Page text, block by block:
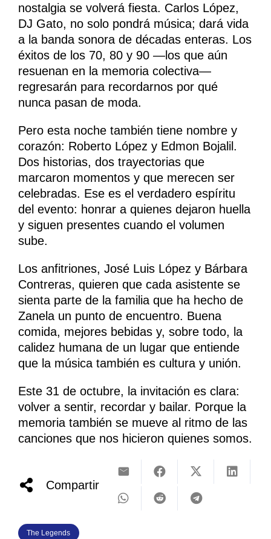
nostalgia se volverá fiesta. Carlos López,
DJ Gato, no solo pondrá música; dará vida
a la banda sonora de décadas enteras. Los
éxitos de los 70, 80 y 90 —los que aún
resuenan en la memoria colectiva—
regresarán para recordarnos por qué
nunca pasan de moda.
Pero esta noche también tiene nombre y
corazón: Roberto López y Edmon Bojalil.
Dos historias, dos trayectorias que
marcaron momentos y que merecen ser
celebradas. Ese es el verdadero espíritu
del evento: honrar a quienes dejaron huella
y siguen presentes cuando el volumen
sube.
Los anfitriones, José Luis López y Bárbara
Contreras, quieren que cada asistente se
sienta parte de la familia que ha hecho de
Zanela un punto de encuentro. Buena
comida, mejores bebidas y, sobre todo, la
calidez humana de un lugar que entiende
que la música también es cultura y unión.
Este 31 de octubre, la invitación es clara:
volver a sentir, recordar y bailar. Porque la
memoria también se mueve al ritmo de las
canciones que nos hicieron quienes somos.
Compartir
The Legends